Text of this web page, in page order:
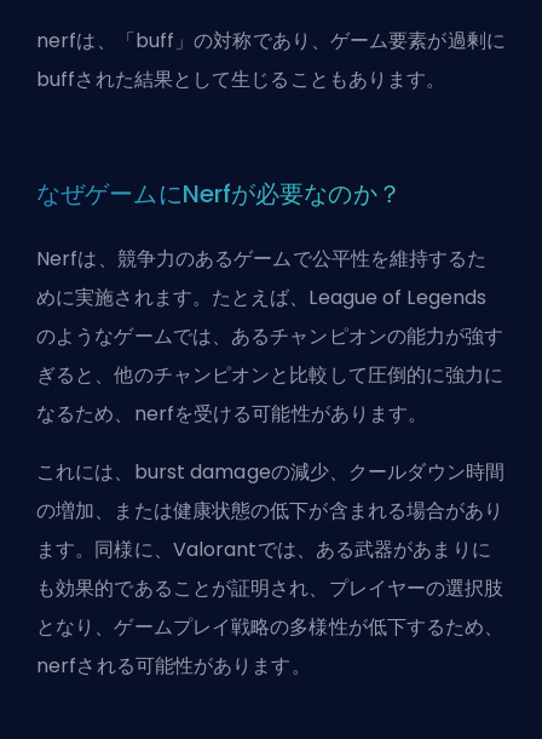
nerfは、「buff 」の対称であり、ゲーム要素が過剰に
buffされた結果として生じることもあります。
なぜゲームにNerfが必要なのか？
Nerfは、競争力のあるゲームで公平性を維持するた
めに実施されます。たとえば、League of Legends
のようなゲームでは、あるチャンピオンの能力が強す
ぎると、他のチャンピオンと比較して圧倒的に強力に
なるため、nerfを受ける可能性があります。
これには、 burst damageの減少、クールダウン時間
の増加、または健康状態の低下が含まれる場合があり
ます。同様に、Valorantでは、ある武器があまりに
も効果的であることが証明され、プレイヤーの選択肢
となり、ゲームプレイ戦略の多様性が低下するため、
nerfされる可能性があります。